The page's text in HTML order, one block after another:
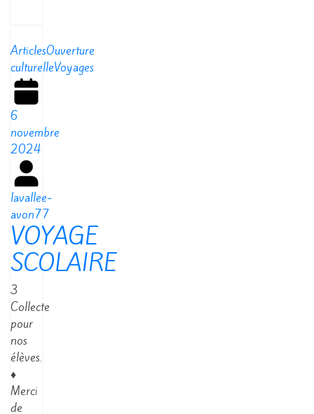
ArticlesOuverture
culturelleVoyages
6
novembre
2024
lavallee-
avon77
VOYAGE
SCOLAIRE
3
Collecte
pour
nos
élèves.
♦
Merci
de